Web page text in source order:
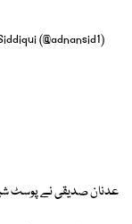
(@adnansid1)
عدنان صدیقی نے پوسٹ